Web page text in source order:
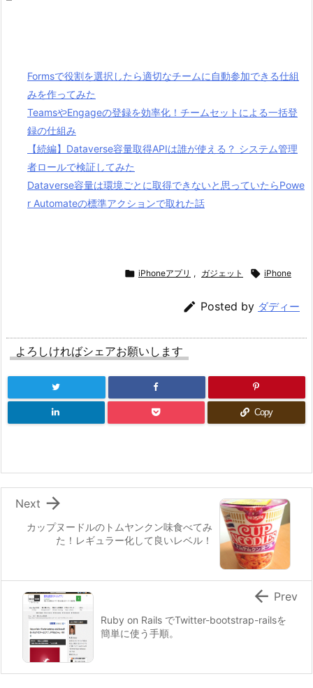
Formsで役割を選択したら適切なチームに自動参加できる仕組
みを作ってみた
TeamsやEngageの登録を効率化！チームセットによる一括登
録の仕組み
【続編】Dataverse容量取得APIは誰が使える？ システム管理
者ロールで検証してみた
Dataverse容量は環境ごとに取得できないと思っていたらPowe
r Automateの標準アクションで取れた話
 iPhoneアプリ , ガジェット  iPhone
 Posted by ダディー
よろしければシェアお願いします
Copy
カップヌードルのトムヤンクン味食べてみ
た！レギュラー化して良いレベル！

Next
Ruby on Rails でTwitter-bootstrap-railsを
簡単に使う手順。
 Prev